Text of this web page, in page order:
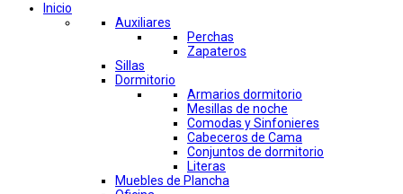
Inicio
Auxiliares
Perchas
Zapateros
Sillas
Dormitorio
Armarios dormitorio
Mesillas de noche
Comodas y Sinfonieres
Cabeceros de Cama
Conjuntos de dormitorio
Literas
Muebles de Plancha